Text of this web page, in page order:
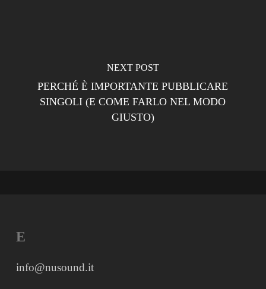
NEXT POST
PERCHÉ È IMPORTANTE PUBBLICARE
SINGOLI (E COME FARLO NEL MODO
GIUSTO)
E
info@nusound.it